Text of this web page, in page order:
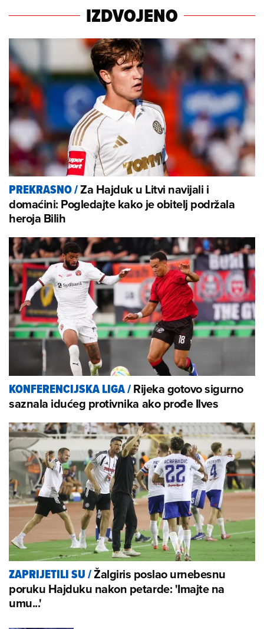
IZDVOJENO
PREKRASNO/Za Hajduk u Litvi navijali i
domaćini: Pogledajte kako je obitelj podržala
heroja Bilih
KONFERENCIJSKA LIGA/Rijeka gotovo sigurno
saznala idućeg protivnika ako prođe Ilves
ZAPRIJETILI SU/Žalgiris poslao urnebesnu
poruku Hajduku nakon petarde: 'Imajte na
umu...'